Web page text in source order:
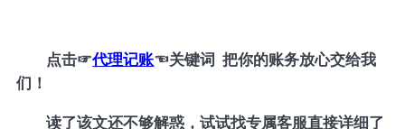
点击☞代理记账☜关键词 把你的账务放心交给我
们！
读了该文还不够解惑，试试找专属客服直接详细了